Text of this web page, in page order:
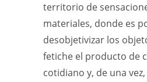
territorio de
materiales, donde es
desobjetivizar los
fetiche el producto de
cotidiano y, de una